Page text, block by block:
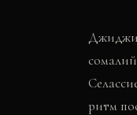
ритм